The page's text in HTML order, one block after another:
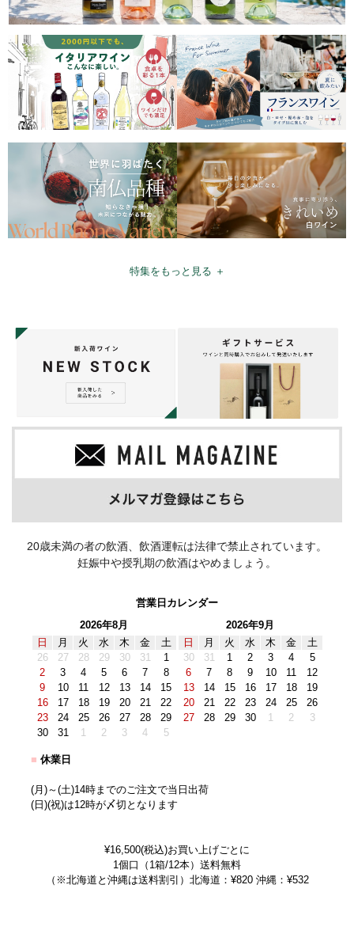
特集をもっと見る ＋
20歳未満の者の飲酒、飲酒運転は法律で禁止されています。
妊娠中や授乳期の飲酒はやめましょう。
営業日カレンダー
2026年8月
日
月 火 水 木 金
土
26
27 28 29 30 31
1
2
3 4 5 6 7
8
9
10 11 12 13 14
15
16
17 18 19 20 21
22
23
24 25 26 27 28
29
30
31 1 2 3 4 5
2026年9月
日
月 火 水 木 金
土
30
31 1 2 3 4
5
6
7 8 9 10 11
12
13
14 15 16 17 18
19
20
21 22 23 24 25
26
27
28 29 30 1 2 3
■ 休業日
(月)～(土)14時までのご注文で当日出荷
(日)(祝)は12時が〆切となります
¥16,500(税込)お買い上げごとに
1個口（1箱/12本）送料無料
（※北海道と沖縄は送料割引）北海道：¥820 沖縄：¥532